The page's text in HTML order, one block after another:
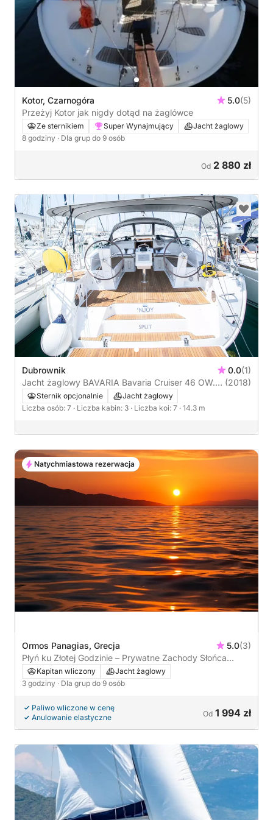
Kotor, Czarnogóra 5.0(5)
Przeżyj Kotor jak nigdy dotąd na żaglówce
Ze sternikiem Super Wynajmujący
Jacht żaglowy
8 godziny · Dla grup do 9 osób
Od 2 880 zł
Dubrownik 0.0(1)
Jacht żaglowy BAVARIA Bavaria Cruiser 46 OW.
14m
(2018)
Sternik opcjonalnie
Jacht żaglowy
Liczba osób: 7 · Liczba kabin: 3 · Liczba koi: 7 · 14.3 m
Ormos Panagias, Grecja 5.0(3)
Płyń ku Złotej Godzinie – Prywatne Zachody Słońca
Żaglówką
Kapitan wliczony
Jacht żaglowy
3 godziny · Dla grup do 9 osób
Paliwo wliczone w cenę
Anulowanie elastyczne
Od 1 994 zł
Natychmiastowa rezerwacja